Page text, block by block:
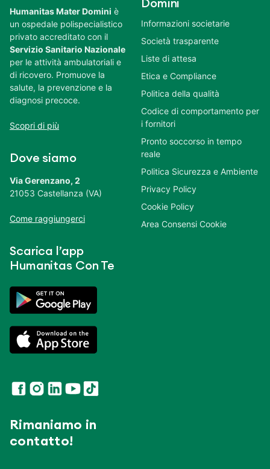
Humanitas Mater Domini è
un ospedale polispecialistico
privato accreditato con il
Servizio Sanitario Nazionale
per le attività ambulatoriali e
di ricovero. Promuove la
salute, la prevenzione e la
diagnosi precoce.
Scopri di più
Dove siamo
Via Gerenzano, 2
21053 Castellanza (VA)
Come raggiungerci
Scarica l’app
Humanitas Con Te
Rimaniamo in
contatto!
Domini
Informazioni societarie
Società trasparente
Liste di attesa
Etica e Compliance
Politica della qualità
Codice di comportamento per
i fornitori
Pronto soccorso in tempo
reale
Politica Sicurezza e Ambiente
Privacy Policy
Cookie Policy
Area Consensi Cookie